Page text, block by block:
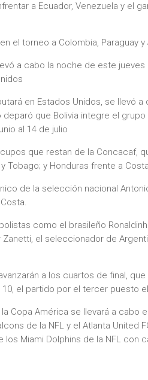
a Ecuador, Venezuela y el
el torneo a Colombia, Paraguay y
a cabo la noche de este
en Estados Unidos, se llevó
que Bolivia integre el grupo
al 14 de julio
que restan de la Concacaf,
Tobago; y Honduras frente a
de la selección nacional
como el brasileño
el seleccionador de
a los cuartos de final,
el partido por el tercer puesto
Copa América se llevará a cabo
de la NFL y el Atlanta United
Miami Dolphins de la NFL con